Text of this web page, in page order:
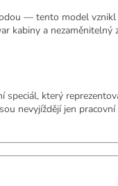
— tento model
kabiny a nezaměnitelný
speciál, který
nevyjíždějí jen